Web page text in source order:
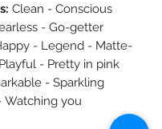
Clean - Conscious
- Go-getter
- Legend - Matte-
- Pretty in pink
- Sparkling
Watching you